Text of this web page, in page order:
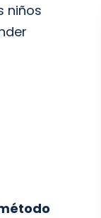
niños